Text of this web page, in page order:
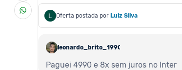
Oferta postada por Luiz Silva
leonardo_brito_1990712
Paguei 4990 e 8x sem juros no Inter